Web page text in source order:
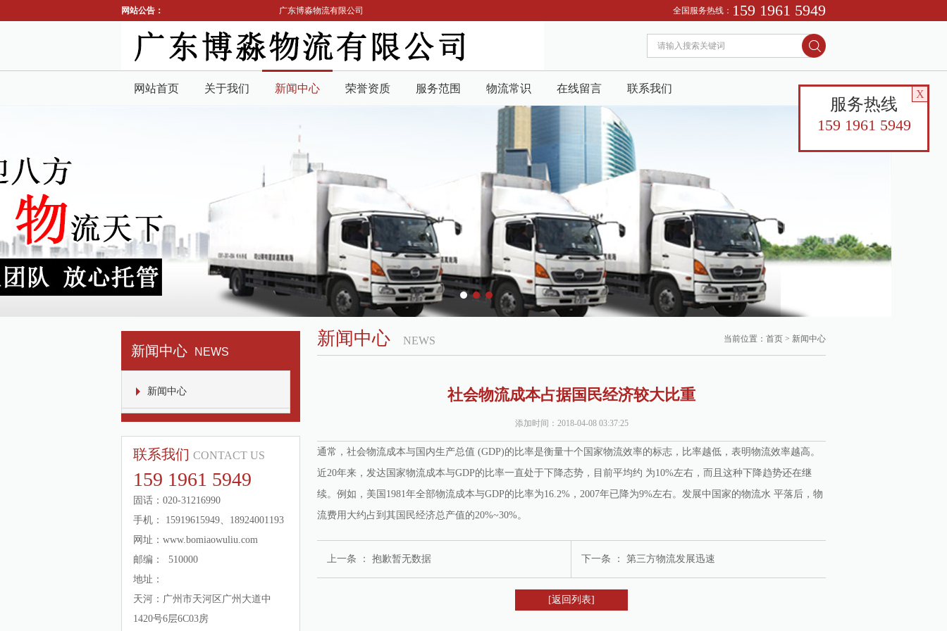
网站公告： 广东博淼物流有限公司 全国服务热线： 159 1961 5949
网站首页 关于我们 新闻中心 荣誉资质 服务范围 物流常识 在线留言 联系我们
新闻中心 NEWS
新闻中心
联系我们 CONTACT US
159 1961 5949
固话：020-31216990
手机： 15919615949、18924001193
网址：www.bomiaowuliu.com
邮编： 510000
地址：
天河：广州市天河区广州大道中
1420号6层6C03房
新闻中心 NEWS 当前位置： 首页 > 新闻中心
社会物流成本占据国民经济较大比重
添加时间：2018-04-08 03:37:25
通常，社会物流成本与国内生产总值 (GDP)的比率是衡量十个国家物流效率的标志，比率越低，表明物流效率越高。
近20年来，发达国家物流成本与GDP的比率一直处于下降态势，目前平均约 为10%左右，而且这种下降趋势还在继
续。例如，美国1981年全部物流成本与GDP的比率为16.2%，2007年已降为9%左右。发展中国家的物流水 平落后，物
流费用大约占到其国民经济总产值的20%~30%。
上一条 ： 抱歉暂无数据 下一条 ： 第三方物流发展迅速
[返回列表]
X
服务热线
159 1961 5949